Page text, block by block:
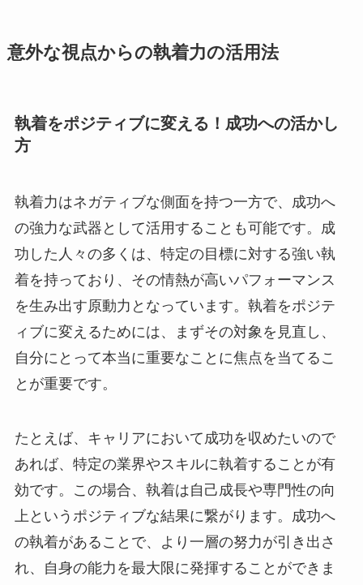
意外な視点からの執着力の活用法
執着をポジティブに変える！成功への活かし
方
執着力はネガティブな側面を持つ一方で、成功へ
の強力な武器として活用することも可能です。成
功した人々の多くは、特定の目標に対する強い執
着を持っており、その情熱が高いパフォーマンス
を生み出す原動力となっています。執着をポジテ
ィブに変えるためには、まずその対象を見直し、
自分にとって本当に重要なことに焦点を当てるこ
とが重要です。
たとえば、キャリアにおいて成功を収めたいので
あれば、特定の業界やスキルに執着することが有
効です。この場合、執着は自己成長や専門性の向
上というポジティブな結果に繋がります。成功へ
の執着があることで、より一層の努力が引き出さ
れ、自身の能力を最大限に発揮することができま